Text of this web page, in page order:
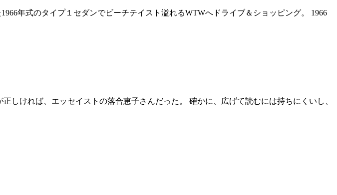
年式のタイプ１セダンでビーチテイスト溢れるWTWへドライブ＆ショッピング。 1966
しければ、エッセイストの落合恵子さんだった。 確かに、広げて読むには持ちにくいし、